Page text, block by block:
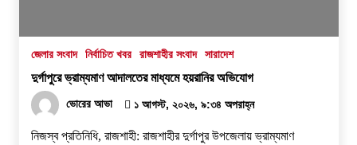
জেলার সংবাদ নির্বাচিত খবর রাজশাহীর সংবাদ সারাদেশ
দুর্গাপুরে ভ্রাম্যমাণ আদালতের মাধ্যমে হয়রানির অভিযোগ
ভোরের আভা ১ আগস্ট, ২০২৬, ৯:৩৪ অপরাহ্ন
নিজস্ব প্রতিনিধি, রাজশাহী: রাজশাহীর দুর্গাপুর উপজেলায় ভ্রাম্যমাণ